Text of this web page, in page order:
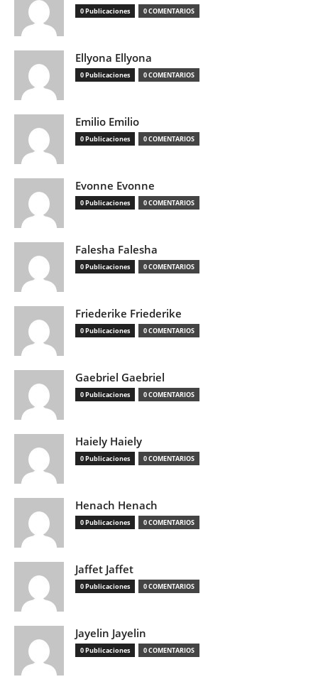
0 Publicaciones 0 COMENTARIOS
Ellyona Ellyona
0 Publicaciones 0 COMENTARIOS
Emilio Emilio
0 Publicaciones 0 COMENTARIOS
Evonne Evonne
0 Publicaciones 0 COMENTARIOS
Falesha Falesha
0 Publicaciones 0 COMENTARIOS
Friederike Friederike
0 Publicaciones 0 COMENTARIOS
Gaebriel Gaebriel
0 Publicaciones 0 COMENTARIOS
Haiely Haiely
0 Publicaciones 0 COMENTARIOS
Henach Henach
0 Publicaciones 0 COMENTARIOS
Jaffet Jaffet
0 Publicaciones 0 COMENTARIOS
Jayelin Jayelin
0 Publicaciones 0 COMENTARIOS